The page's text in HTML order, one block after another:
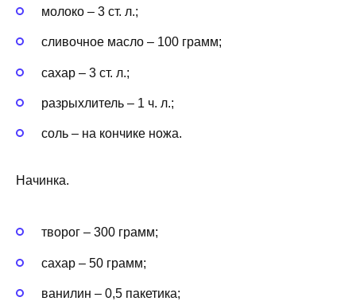
молоко – 3 ст. л.;
сливочное масло – 100 грамм;
сахар – 3 ст. л.;
разрыхлитель – 1 ч. л.;
соль – на кончике ножа.
Начинка.
творог – 300 грамм;
сахар – 50 грамм;
ванилин – 0,5 пакетика;